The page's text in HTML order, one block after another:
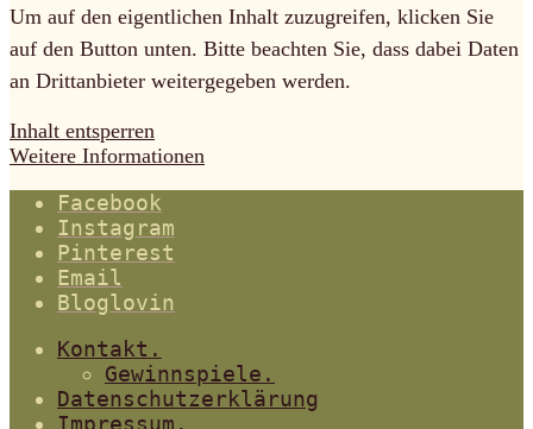
Um auf den eigentlichen Inhalt zuzugreifen, klicken Sie
auf den Button unten. Bitte beachten Sie, dass dabei Daten
an Drittanbieter weitergegeben werden.
Inhalt entsperren
Weitere Informationen
Facebook
Instagram
Pinterest
Email
Bloglovin
Kontakt.
Gewinnspiele.
Datenschutzerklärung
Impressum.